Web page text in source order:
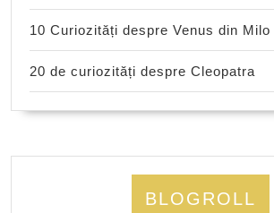
10 Curiozități despre Venus din Milo
20 de curiozități despre Cleopatra
BLOGROLL